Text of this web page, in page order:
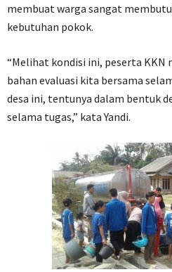
membuat warga sangat
kebutuhan pokok.
“Melihat kondisi ini, peserta KKN
bahan evaluasi kita bersama
desa ini, tentunya dalam bentuk
selama tugas,” kata Yandi.